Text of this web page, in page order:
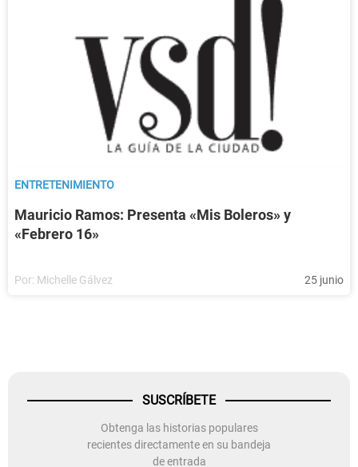
ENTRETENIMIENTO
Mauricio Ramos: Presenta «Mis Boleros» y
«Febrero 16»
Por: Michelle Gálvez 25 junio
SUSCRÍBETE
Obtenga las historias populares
recientes directamente en su bandeja
de entrada